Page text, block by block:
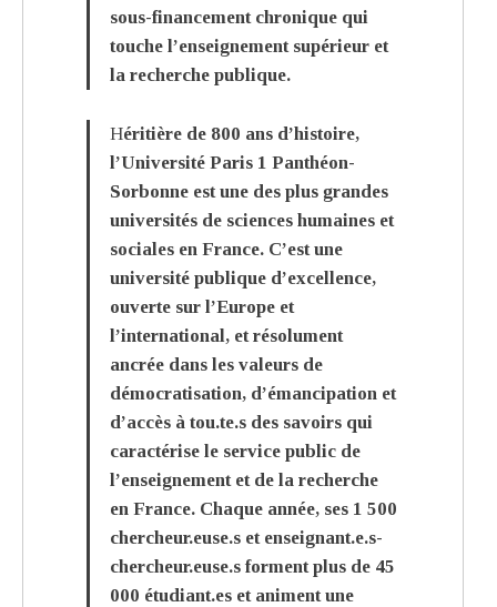
sous-financement chronique qui
touche l’enseignement supérieur et
la recherche publique.
Héritière de 800 ans d’histoire,
l’Université Paris 1 Panthéon-
Sorbonne est une des plus grandes
universités de sciences humaines et
sociales en France. C’est une
université publique d’excellence,
ouverte sur l’Europe et
l’international, et résolument
ancrée dans les valeurs de
démocratisation, d’émancipation et
d’accès à tou.te.s des savoirs qui
caractérise le service public de
l’enseignement et de la recherche
en France. Chaque année, ses 1 500
chercheur.euse.s et enseignant.e.s-
chercheur.euse.s forment plus de 45
000 étudiant.es et animent une